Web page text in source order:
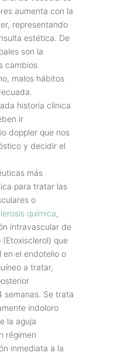
aumenta con la
representando
estética. De
son la
cambios
malos hábitos
historia clínica
ir
doppler que nos
y decidir el
más
para tratar las
o
química,
intravascular de
que
en el endotelio o
a tratar,
semanas. Se trata
indoloro
la aguja
régimen
inmediata a la